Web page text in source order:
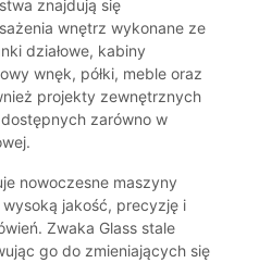
znajdują się
wnętrz wykonane ze
działowe, kabiny
wnęk, półki, meble oraz
projekty zewnętrznych
zarówno w
nowoczesne maszyny
jakość, precyzję i
Zwaka Glass stale
go do zmieniających się